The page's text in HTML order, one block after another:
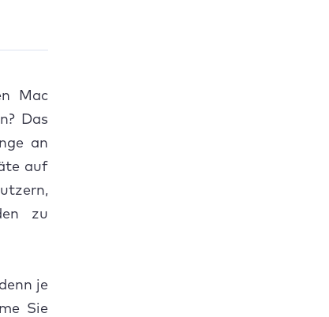
von
Mac
Das
an
auf
zu
je
Sie